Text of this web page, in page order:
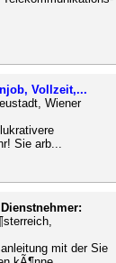
Vollzeit,...
Wiener
Sie arb...
mit der Sie